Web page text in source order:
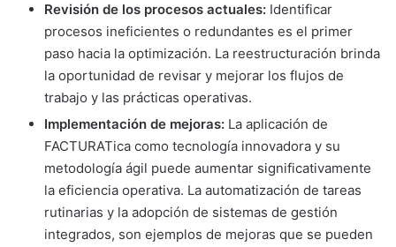
Revisión de los procesos actuales: Identificar
procesos ineficientes o redundantes es el primer
paso hacia la optimización. La reestructuración brinda
la oportunidad de revisar y mejorar los flujos de
trabajo y las prácticas operativas.
Implementación de mejoras: La aplicación de
FACTURATica como tecnología innovadora y su
metodología ágil puede aumentar significativamente
la eficiencia operativa. La automatización de tareas
rutinarias y la adopción de sistemas de gestión
integrados, son ejemplos de mejoras que se pueden